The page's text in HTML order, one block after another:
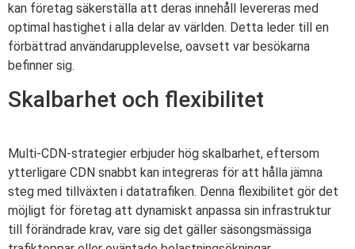
kan företag säkerställa att deras innehåll levereras med
optimal hastighet i alla delar av världen. Detta leder till en
förbättrad användarupplevelse, oavsett var besökarna
befinner sig.
Skalbarhet och flexibilitet
Multi-CDN-strategier erbjuder hög skalbarhet, eftersom
ytterligare CDN snabbt kan integreras för att hålla jämna
steg med tillväxten i datatrafiken. Denna flexibilitet gör det
möjligt för företag att dynamiskt anpassa sin infrastruktur
till förändrade krav, vare sig det gäller säsongsmässiga